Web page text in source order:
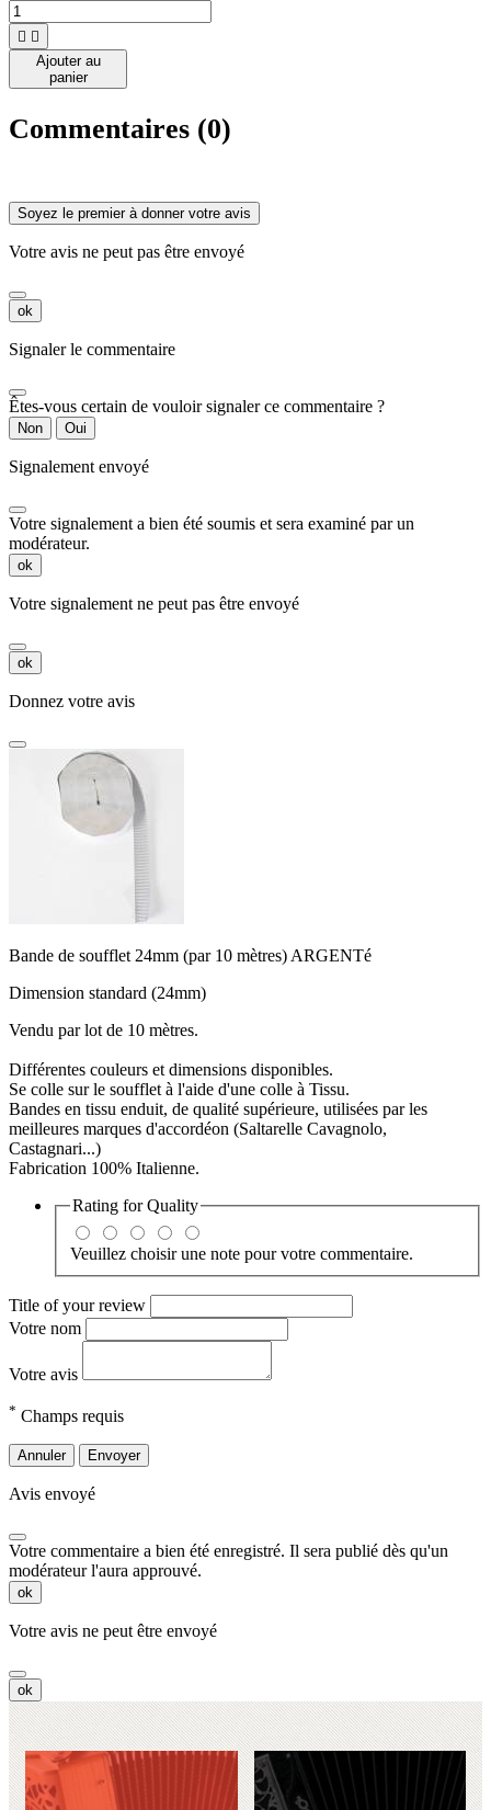
entièrement
plusieurs
accordéons
(soufflet et
soupapes).
 
Ajouter au
panier
Commentaires (0)
Soyez le premier à donner votre avis
Votre avis ne peut pas être envoyé
ok
Signaler le commentaire
Êtes-vous certain de vouloir signaler ce commentaire ?
Non Oui
Signalement envoyé
Votre signalement a bien été soumis et sera examiné par un
modérateur.
ok
Votre signalement ne peut pas être envoyé
ok
Donnez votre avis
Bande de soufflet 24mm (par 10 mètres) ARGENTé
Dimension standard (24mm)
Vendu par lot de 10 mètres.
Différentes couleurs et dimensions disponibles.
Se colle sur le soufflet à l'aide d'une colle à Tissu.
Bandes en tissu enduit, de qualité supérieure, utilisées par les
meilleures marques d'accordéon (Saltarelle Cavagnolo,
Castagnari...)
Fabrication 100% Italienne.
Rating forQuality
Veuillez choisir une note pour votre commentaire.
Title of your review
Votre nom
Votre avis
* Champs requis
Annuler Envoyer
Avis envoyé
Votre commentaire a bien été enregistré. Il sera publié dès qu'un
modérateur l'aura approuvé.
ok
Votre avis ne peut être envoyé
ok